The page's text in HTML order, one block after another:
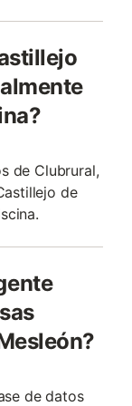
de Clubrural,
de
de datos